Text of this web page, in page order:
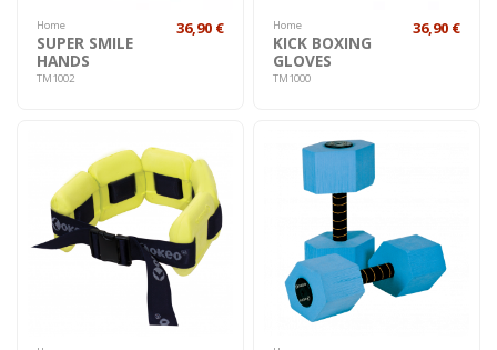
Home
SUPER SMILE
HANDS
TM1002
36,90 € Home
KICK BOXING
GLOVES
TM1000
36,90 €